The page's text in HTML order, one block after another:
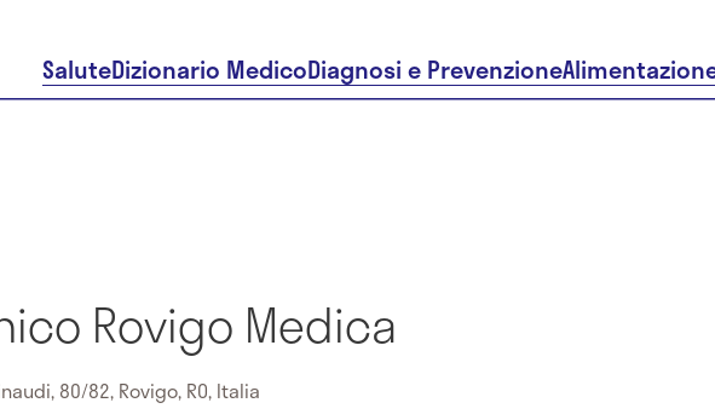
SaluteDizionario MedicoDiagnosi e Prevenzione
Rovigo Medica
80/82, Rovigo, RO, Italia